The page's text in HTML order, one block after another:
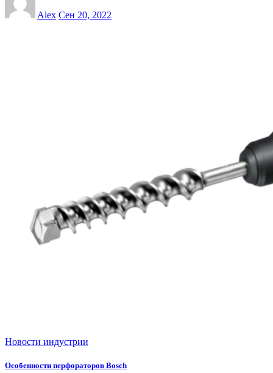
Alex Сен 20, 2022
Новости индустрии
Особенности перфораторов Bosch